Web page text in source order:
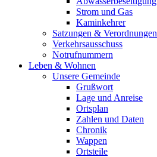
Strom und Gas
Kaminkehrer
Satzungen & Verordnungen
Verkehrsausschuss
Notrufnummern
Leben & Wohnen
Unsere Gemeinde
Grußwort
Lage und Anreise
Ortsplan
Zahlen und Daten
Chronik
Wappen
Ortsteile